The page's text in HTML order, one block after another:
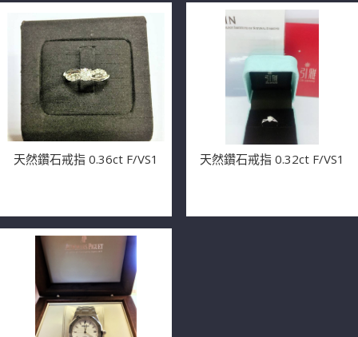
天然鑽石戒指 0.36ct F/VS1 天然鑽石戒指 0.32ct F/VS1